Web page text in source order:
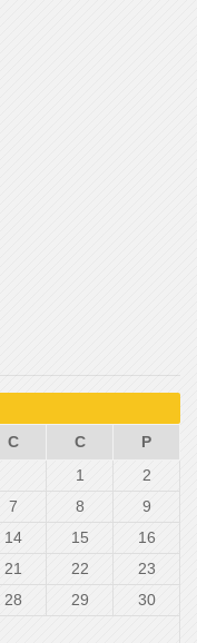
C C
P
1
2
7 8
9
14 15
16
21 22
23
28 29
30